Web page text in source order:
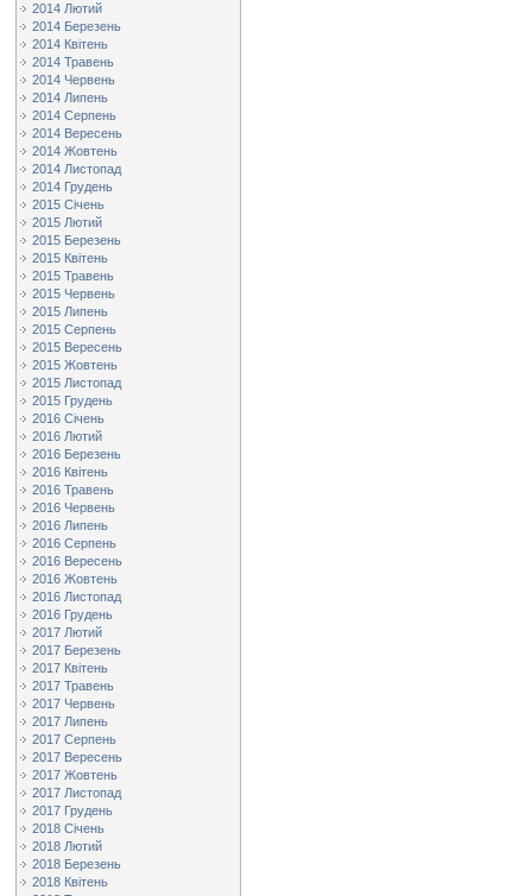
2014 Лютий
2014 Березень
2014 Квітень
2014 Травень
2014 Червень
2014 Липень
2014 Серпень
2014 Вересень
2014 Жовтень
2014 Листопад
2014 Грудень
2015 Січень
2015 Лютий
2015 Березень
2015 Квітень
2015 Травень
2015 Червень
2015 Липень
2015 Серпень
2015 Вересень
2015 Жовтень
2015 Листопад
2015 Грудень
2016 Січень
2016 Лютий
2016 Березень
2016 Квітень
2016 Травень
2016 Червень
2016 Липень
2016 Серпень
2016 Вересень
2016 Жовтень
2016 Листопад
2016 Грудень
2017 Лютий
2017 Березень
2017 Квітень
2017 Травень
2017 Червень
2017 Липень
2017 Серпень
2017 Вересень
2017 Жовтень
2017 Листопад
2017 Грудень
2018 Січень
2018 Лютий
2018 Березень
2018 Квітень